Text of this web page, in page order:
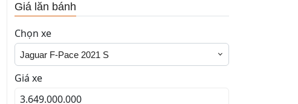
Giá lăn bánh
Chọn xe
Jaguar F-Pace 2021 S
Giá xe